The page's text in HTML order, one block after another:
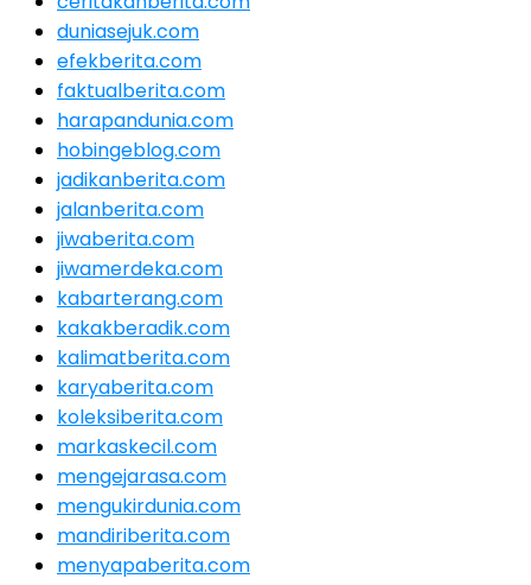
duniasejuk.com
efekberita.com
faktualberita.com
harapandunia.com
hobingeblog.com
jadikanberita.com
jalanberita.com
jiwaberita.com
jiwamerdeka.com
kabarterang.com
kakakberadik.com
kalimatberita.com
karyaberita.com
koleksiberita.com
markaskecil.com
mengejarasa.com
mengukirdunia.com
mandiriberita.com
menyapaberita.com